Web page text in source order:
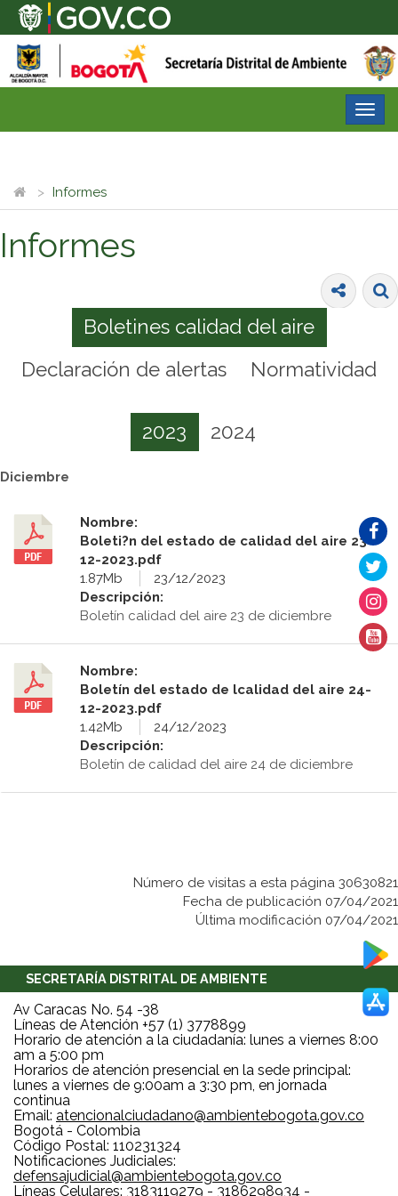
Informes
Informes
Boletines calidad del aire
Declaración de alertas
Normatividad
2023 2024
Diciembre
Nombre:
Boleti?n del estado de calidad del aire 23-
12-2023.pdf
1.87Mb
23/12/2023
Descripción:
Boletín calidad del aire 23 de diciembre
Nombre:
Boletín del estado de lcalidad del aire 24-
12-2023.pdf
1.42Mb
24/12/2023
Descripción:
Boletín de calidad del aire 24 de diciembre
Número de visitas a esta página 30630821
Fecha de publicación 07/04/2021
Última modificación 07/04/2021
SECRETARÍA DISTRITAL DE AMBIENTE
Av Caracas No. 54 -38
Líneas de Atención +57 (1) 3778899
Horario de atención a la ciudadanía: lunes a viernes 8:00
am a 5:00 pm
Horarios de atención presencial en la sede principal:
lunes a viernes de 9:00am a 3:30 pm, en jornada
continua
Email: atencionalciudadano@ambientebogota.gov.co
Bogotá - Colombia
Código Postal: 110231324
Notificaciones Judiciales:
defensajudicial@ambientebogota.gov.co
Líneas Celulares: 3183119279 - 3186298934 -